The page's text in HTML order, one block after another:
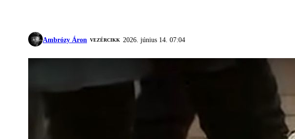
Ambrózy Áron VEZÉRCIKK 2026. június 14. 07:04